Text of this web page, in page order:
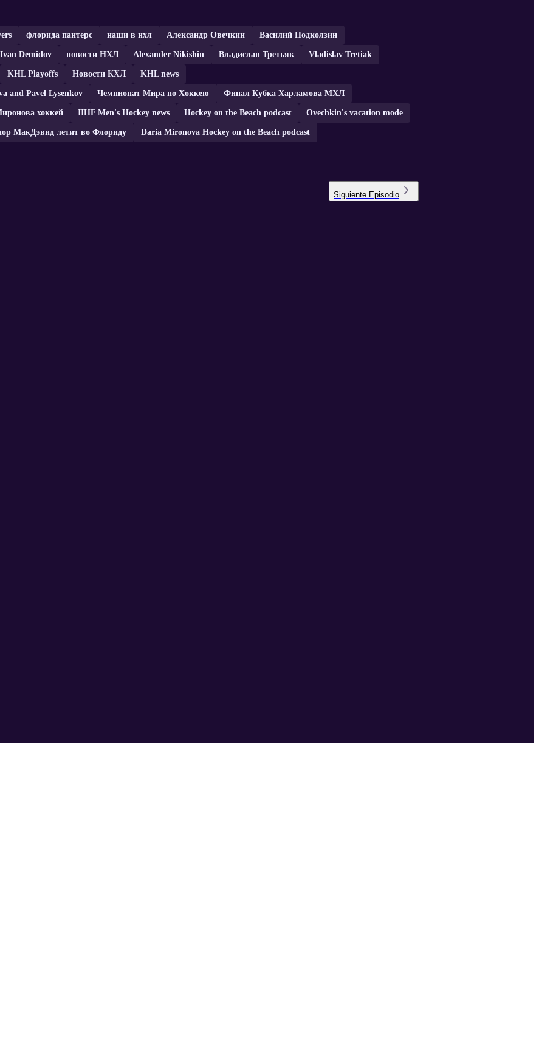
флорида пантерс наши в нхл Александр Овечкин Василий Подколзин
Ivan Demidov новости НХЛ Alexander Nikishin Владислав Третьяк Vladislav Tretiak
KHL Playoffs Новости КХЛ KHL news
and Pavel Lysenkov Чемпионат Мира по Хоккею Финал Кубка Харламова МХЛ
хоккей IIHF Men's Hockey news Hockey on the Beach podcast Ovechkin's vacation mode
МакДэвид летит во Флориду Daria Mironova Hockey on the Beach podcast
Siguiente Episodio